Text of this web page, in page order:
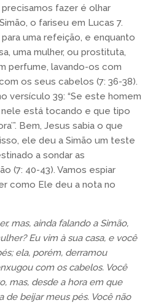
fazer é olhar
o fariseu em Lucas 7.
uma refeição, e enquanto
uma mulher, ou prostituta,
perfume, lavando-os com
os seus cabelos (7: 36-38).
versículo 39: “Se este homem
está tocando e que tipo
Bem, Jesus sabia o que
ele deu a Simão um teste
a sondar as
(7: 40-43). Vamos espiar
como Ele deu a nota no
mas, ainda falando a Simão,
Eu vim à sua casa, e você
ela, porém, derramou
com os cabelos. Você
mas, desde a hora em que
de beijar meus pés. Você não